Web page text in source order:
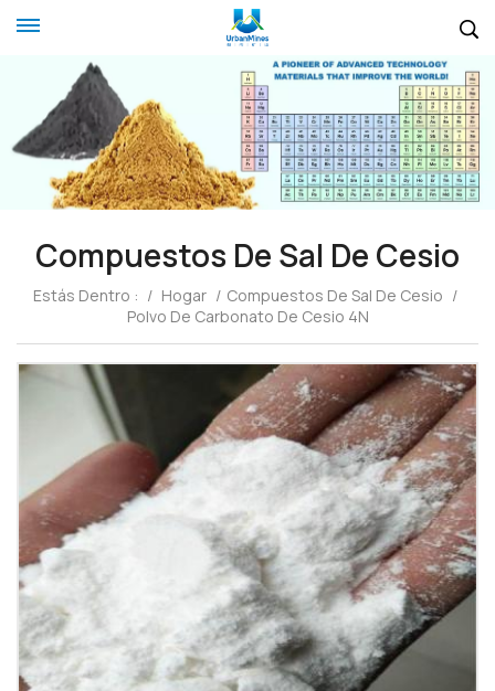
Compuestos De Sal De Cesio
Estás Dentro : / Hogar / Compuestos De Sal De Cesio /
Polvo De Carbonato De Cesio 4N